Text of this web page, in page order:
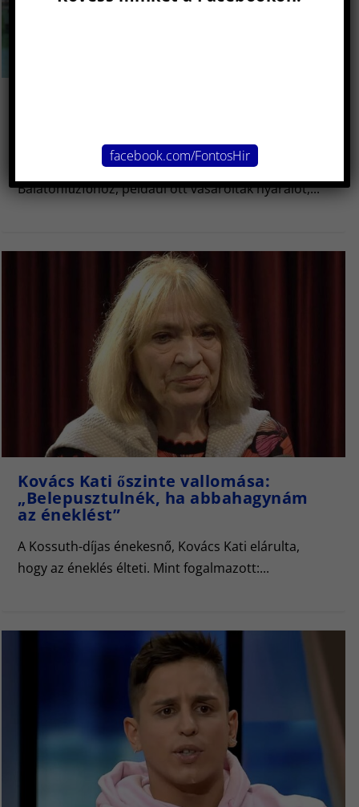
Marsi Anikót és Gyarmati Gábort több minden köti
Balatonfűzfőhöz, például ott vásároltak nyaralót,...
Kovács Kati őszinte vallomása:
„Belepusztulnék, ha abbahagynám
az éneklést”
A Kossuth-díjas énekesnő, Kovács Kati elárulta,
hogy az éneklés élteti. Mint fogalmazott:...
facebook.com/FontosHir